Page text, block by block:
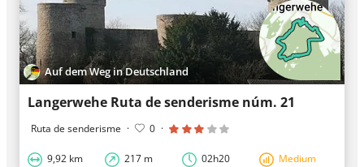
Auf dem Weg in Deutschland
Langerwehe Ruta de senderisme núm. 21
Ruta de senderisme · 0 ·
9,92 km 217 m 02h20 Medium